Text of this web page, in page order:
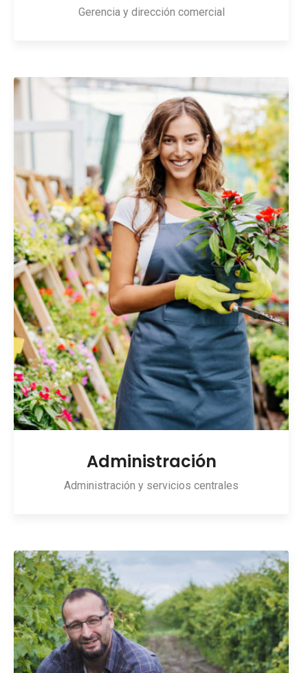
Gerencia y dirección comercial
Administración
Administración y servicios centrales